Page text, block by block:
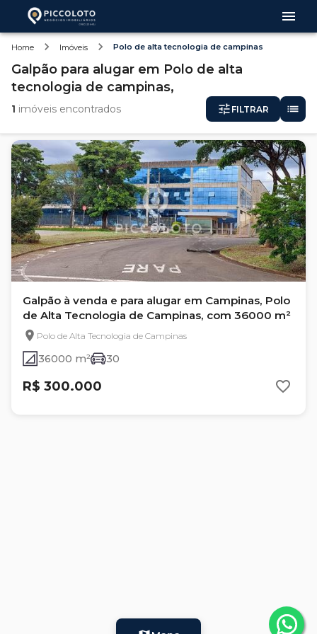
Home Imóveis Polo de alta tecnologia de campinas
Galpão para alugar em Polo de alta
tecnologia de campinas,
1 imóveis encontrados FILTRAR
Galpão à venda e para alugar em Campinas, Polo
de Alta Tecnologia de Campinas, com 36000 m²
Polo de Alta Tecnologia de Campinas
36000 m² 30
R$ 300.000